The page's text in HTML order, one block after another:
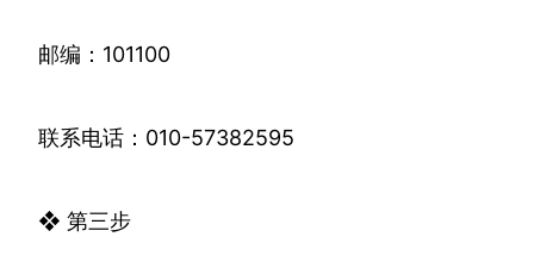
邮编：101100
联系电话：010-57382595
❖ 第三步